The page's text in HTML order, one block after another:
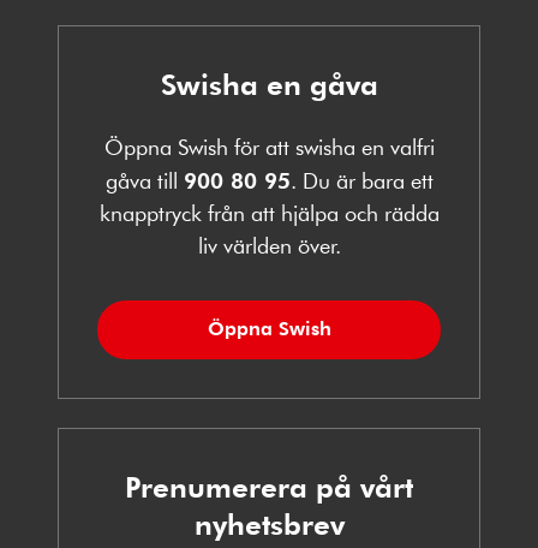
Swisha en gåva
Öppna Swish för att swisha en valfri
gåva till 900 80 95. Du är bara ett
knapptryck från att hjälpa och rädda
liv världen över.
Öppna Swish
Prenumerera på vårt
nyhetsbrev